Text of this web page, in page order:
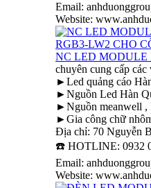
Email:
Website:
NC LED MODULE
chuyên cung cấp
►Led quảng cáo
►Nguồn Led Hàn
►Nguồn meanwell ,
►Gia công chữ
Địa chỉ: 70 Nguyễn
☎️ HOTLINE: 0932
Email:
Website: